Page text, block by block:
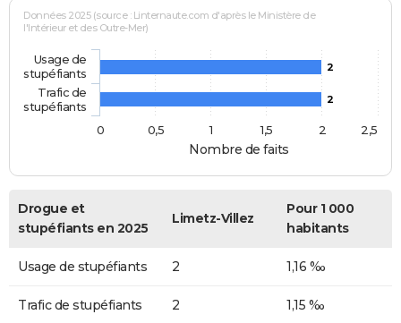
Nombre de faits
Données 2025 (source : Linternaute.com d'après le Ministère de
l'Intérieur et des Outre-Mer)
2
2
Usage de
stupéfiants
Trafic de
stupéfiants
0
0,5 1 1,5 2 2,5
Drogue et
stupéfiants en 2025
Limetz-Villez
Pour 1 000
habitants
Usage de stupéfiants 2 1,16 ‰
Trafic de stupéfiants 2 1,15 ‰